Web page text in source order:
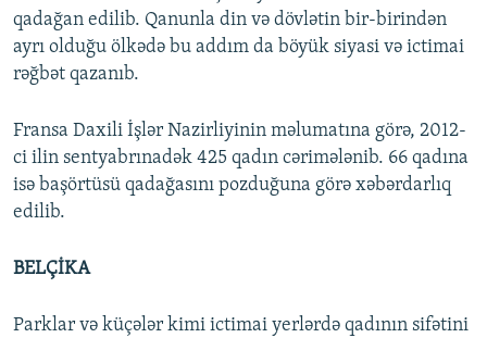
qadağan edilib. Qanunla din və dövlətin bir-birindən
ayrı olduğu ölkədə bu addım da böyük siyasi və ictimai
rəğbət qazanıb.
Fransa Daxili İşlər Nazirliyinin məlumatına görə, 2012-
ci ilin sentyabrınadək 425 qadın cərimələnib. 66 qadına
isə başörtüsü qadağasını pozduğuna görə xəbərdarlıq
edilib.
BELÇİKA
Parklar və küçələr kimi ictimai yerlərdə qadının sifətini